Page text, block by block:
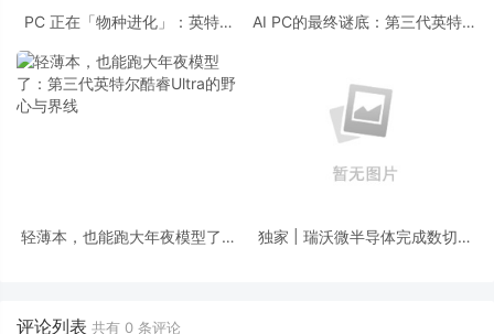
PC 正在「物种进化」：英特尔
身？
AI PC的最终谜底：第三代英特尔
轻薄本，也能跑大年夜模型了：
独家 | 瑞沃微半导体完成数切切
评论列表 共有 0 条评论